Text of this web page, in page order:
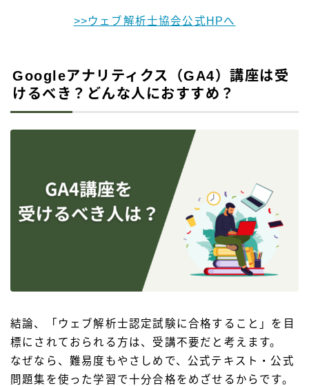
>>ウェブ解析士協会公式HPへ
Googleアナリティクス（GA4）講座は受
けるべき？どんな人におすすめ？
結論、「ウェブ解析士認定試験に合格すること」を目
標にされておられる方は、受講不要だと考えます。
なぜなら、難易度もやさしめで、公式テキスト・公式
問題集を使った学習で十分合格をめざせるからです。